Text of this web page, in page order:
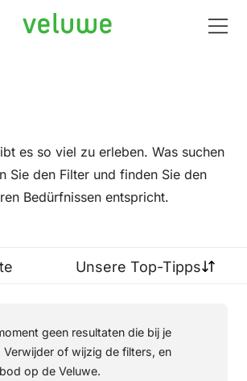
Veluwe
es so viel zu erleben. Was suchen
Sie den Filter und finden Sie den
Bedürfnissen entspricht.
Unsere Top-Tipps
geen resultaten die bij je
of wijzig de filters, en
op de Veluwe.